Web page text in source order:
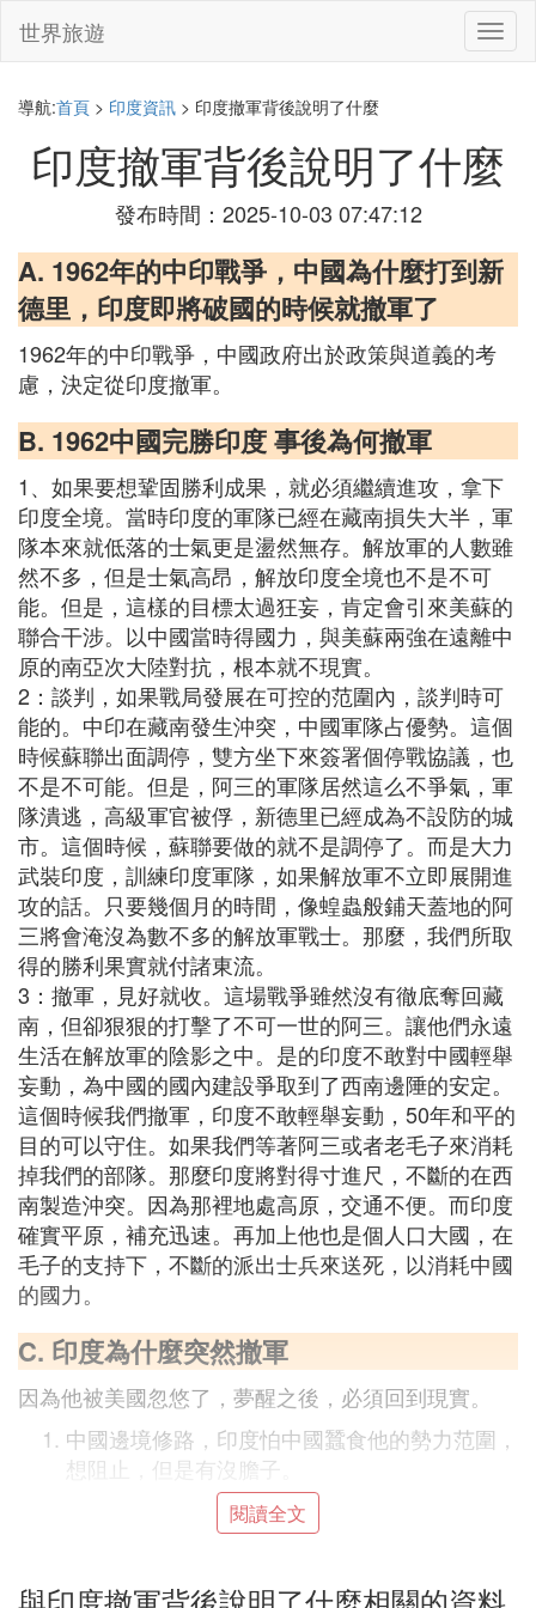
切
換
世界旅遊
導航:首頁 > 印度資訊 > 印度撤軍背後說明了什麼
印度撤軍背後說明了什麼
發布時間：2025-10-03 07:47:12
A. 1962年的中印戰爭，中國為什麼打到新
德里，印度即將破國的時候就撤軍了
1962年的中印戰爭，中國政府出於政策與道義的考
慮，決定從印度撤軍。
B. 1962中國完勝印度 事後為何撤軍
1、如果要想鞏固勝利成果，就必須繼續進攻，拿下
印度全境。當時印度的軍隊已經在藏南損失大半，軍
隊本來就低落的士氣更是盪然無存。解放軍的人數雖
然不多，但是士氣高昂，解放印度全境也不是不可
能。但是，這樣的目標太過狂妄，肯定會引來美蘇的
聯合干涉。以中國當時得國力，與美蘇兩強在遠離中
原的南亞次大陸對抗，根本就不現實。
2：談判，如果戰局發展在可控的范圍內，談判時可
能的。中印在藏南發生沖突，中國軍隊占優勢。這個
時候蘇聯出面調停，雙方坐下來簽署個停戰協議，也
不是不可能。但是，阿三的軍隊居然這么不爭氣，軍
隊潰逃，高級軍官被俘，新德里已經成為不設防的城
市。這個時候，蘇聯要做的就不是調停了。而是大力
武裝印度，訓練印度軍隊，如果解放軍不立即展開進
攻的話。只要幾個月的時間，像蝗蟲般鋪天蓋地的阿
三將會淹沒為數不多的解放軍戰士。那麼，我們所取
得的勝利果實就付諸東流。
3：撤軍，見好就收。這場戰爭雖然沒有徹底奪回藏
南，但卻狠狠的打擊了不可一世的阿三。讓他們永遠
生活在解放軍的陰影之中。是的印度不敢對中國輕舉
妄動，為中國的國內建設爭取到了西南邊陲的安定。
這個時候我們撤軍，印度不敢輕舉妄動，50年和平的
目的可以守住。如果我們等著阿三或者老毛子來消耗
掉我們的部隊。那麼印度將對得寸進尺，不斷的在西
南製造沖突。因為那裡地處高原，交通不便。而印度
確實平原，補充迅速。再加上他也是個人口大國，在
毛子的支持下，不斷的派出士兵來送死，以消耗中國
的國力。
C. 印度為什麼突然撤軍
因為他被美國忽悠了，夢醒之後，必須回到現實。
中國邊境修路，印度怕中國蠶食他的勢力范圍，
想阻止，但是有沒膽子。
美國看到了牽制中國的機遇，聯合日本、印度舉
行軍事演習，印度因此信心爆棚，以戰爭威脅中
閱讀全文